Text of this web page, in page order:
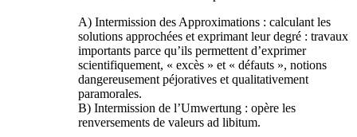
A) Intermission des Approximations : cal­culant les
solutions approchées et exprimant leur degré : travaux
impor­tants parce qu’ils permettent d’exprimer
scientifiquement, « excès » et « défauts », notions
dangereusement péjoratives et qualitativement
paramorales.
B) Intermission de l’Umwertung : opère les
renversements de valeurs ad libitum.